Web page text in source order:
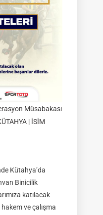
Müsabakası
| İSİM
Kütahya’da
Binicilik
katılacak
ve çalışma